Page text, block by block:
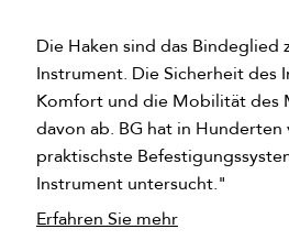
Die Haken sind das Bindeglied
Instrument. Die Sicherheit des
Komfort und die Mobilität des
davon ab. BG hat in Hunderten
praktischste
Instrument untersucht."
Erfahren Sie mehr